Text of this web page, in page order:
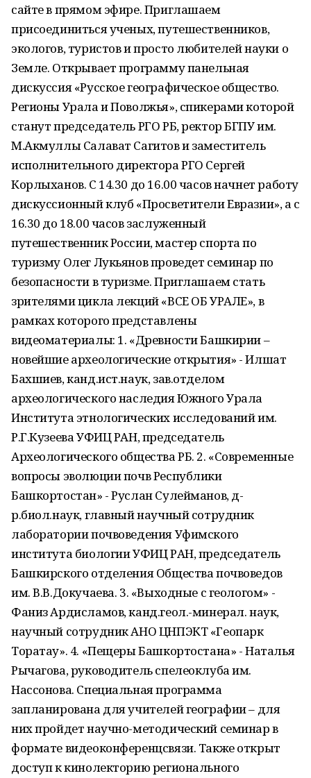
сайте в прямом эфире. Приглашаем
присоединиться ученых, путешественников,
экологов, туристов и просто любителей науки о
Земле. Открывает программу панельная
дискуссия «Русское географическое общество.
Регионы Урала и Поволжья», спикерами которой
станут председатель РГО РБ, ректор БГПУ им.
М.Акмуллы Салават Сагитов и заместитель
исполнительного директора РГО Сергей
Корлыханов. С 14.30 до 16.00 часов начнет работу
дискуссионный клуб «Просветители Евразии», а с
16.30 до 18.00 часов заслуженный
путешественник России, мастер спорта по
туризму Олег Лукьянов проведет семинар по
безопасности в туризме. Приглашаем стать
зрителями цикла лекций «ВСЕ ОБ УРАЛЕ», в
рамках которого представлены
видеоматериалы: 1. «Древности Башкирии –
новейшие археологические открытия» - Илшат
Бахшиев, канд.ист.наук, зав.отделом
археологического наследия Южного Урала
Института этнологических исследований им.
Р.Г.Кузеева УФИЦ РАН, председатель
Археологического общества РБ. 2. «Современные
вопросы эволюции почв Республики
Башкортостан» - Руслан Сулейманов, д-
р.биол.наук, главный научный сотрудник
лаборатории почвоведения Уфимского
института биологии УФИЦ РАН, председатель
Башкирского отделения Общества почвоведов
им. В.В.Докучаева. 3. «Выходные с геологом» -
Фаниз Ардисламов, канд.геол.-минерал. наук,
научный сотрудник АНО ЦНПЭКТ «Геопарк
Торатау». 4. «Пещеры Башкортостана» - Наталья
Рычагова, руководитель спелеоклуба им.
Нассонова. Специальная программа
запланирована для учителей географии – для
них пройдет научно-методический семинар в
формате видеоконференцсвязи. Также открыт
доступ к кинолекторию регионального